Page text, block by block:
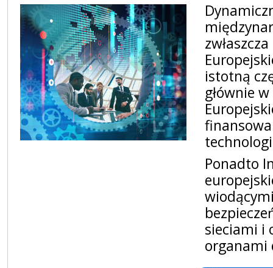
istotną
głównie
Ponadto
sieciami i
organami